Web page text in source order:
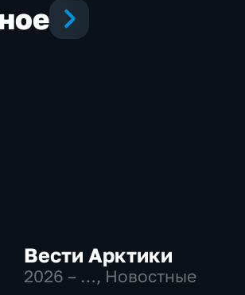
Вести Арктики
2026 – …, Новостные